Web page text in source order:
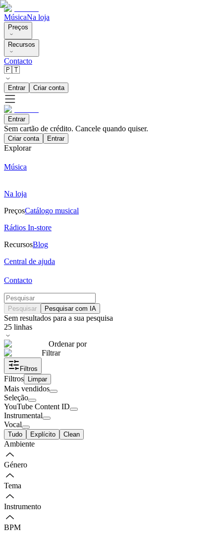
MúsicaNa loja
Preços
Recursos
Contacto
🇵🇹
Entrar Criar conta
Entrar
Sem cartão de crédito. Cancele quando quiser.
Criar conta Entrar
Explorar
Música
Na loja
PreçosCatálogo musical
Rádios In-store
RecursosBlog
Central de ajuda
Contacto
Pesquisar Pesquisar com IA
Sem resultados para a sua pesquisa
25 linhas
Ordenar por
Filtrar
Filtros
Filtros Limpar
Mais vendidos
Seleção
YouTube Content ID
Instrumental
Vocal
Tudo Explícito Clean
Ambiente
Género
Tema
Instrumento
BPM